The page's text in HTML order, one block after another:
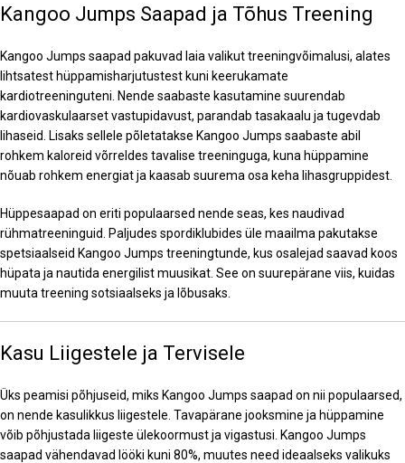
Kangoo Jumps Saapad ja Tõhus Treening
Kangoo Jumps saapad pakuvad laia valikut treeningvõimalusi, alates
lihtsatest hüppamisharjutustest kuni keerukamate
kardiotreeninguteni. Nende saabaste kasutamine suurendab
kardiovaskulaarset vastupidavust, parandab tasakaalu ja tugevdab
lihaseid. Lisaks sellele põletatakse Kangoo Jumps saabaste abil
rohkem kaloreid võrreldes tavalise treeninguga, kuna hüppamine
nõuab rohkem energiat ja kaasab suurema osa keha lihasgruppidest.
Hüppesaapad on eriti populaarsed nende seas, kes naudivad
rühmatreeninguid. Paljudes spordiklubides üle maailma pakutakse
spetsiaalseid Kangoo Jumps treeningtunde, kus osalejad saavad koos
hüpata ja nautida energilist muusikat. See on suurepärane viis, kuidas
muuta treening sotsiaalseks ja lõbusaks.
Kasu Liigestele ja Tervisele
Üks peamisi põhjuseid, miks Kangoo Jumps saapad on nii populaarsed,
on nende kasulikkus liigestele. Tavapärane jooksmine ja hüppamine
võib põhjustada liigeste ülekoormust ja vigastusi. Kangoo Jumps
saapad vähendavad lööki kuni 80%, muutes need ideaalseks valikuks